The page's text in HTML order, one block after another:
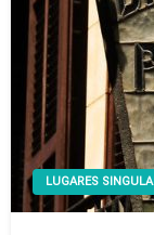
LUGARES